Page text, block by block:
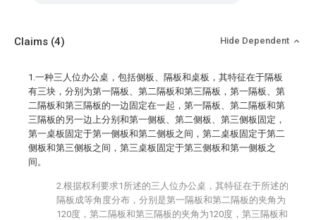
Claims (4) Hide Dependent
1.一种三人位办公桌，包括侧板、隔板和桌板，其特征在于隔板
有三块，分别为第一隔板、第二隔板和第三隔板，第一隔板、第
二隔板和第三隔板的一边固定在一起，第一隔板、第二隔板和第
三隔板的另一边上分别和第一侧板、第二侧板、第三侧板固定，
第一桌板固定于第一侧板和第二侧板之间，第二桌板固定于第二
侧板和第三侧板之间，第三桌板固定于第三侧板和第一侧板之
间。
2.根据权利要求1所述的三人位办公桌，其特征在于所述的
隔板成等角度分布，分别是第一隔板和第二隔板的夹角为
120度，第二隔板和第三隔板的夹角为120度，第三隔板和